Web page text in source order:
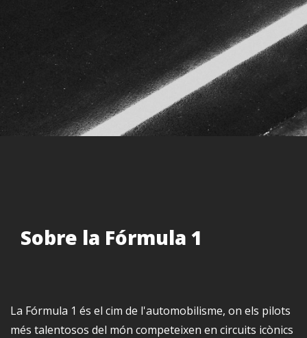
Sobre la Fórmula 1
La Fórmula 1 és el cim de l'automobilisme, on els pilots
més talentosos del món competeixen en circuits icònics